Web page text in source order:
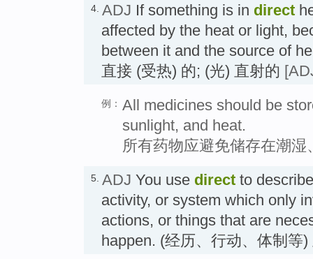
4. ADJ If something is in direct
affected by the heat or light,
between it and the source of
直接 (受热) 的; (光) 直射的
例： All medicines should be
sunlight, and heat.
所有药物应避免储存在潮
5. ADJ You use direct to
activity, or system which only
actions, or things that are
happen. (经历、行动、体制等)